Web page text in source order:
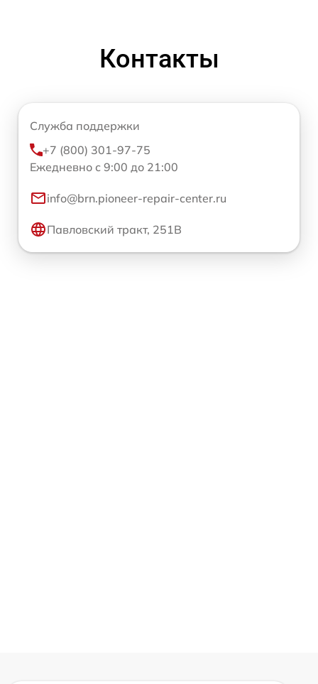
Контакты
Служба поддержки
+7 (800) 301-97-75
Ежедневно с 9:00 до 21:00
info@brn.pioneer-repair-center.ru
Павловский тракт, 251В